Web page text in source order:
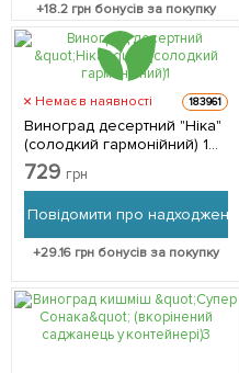
+18.2 грн бонусів за покупку
Немає в наявності 183961
Виноград десертний "Ніка"
(солодкий гармонійний) 1
саджанець в упаковці
729 грн
Повідомити про надходження
+29.16 грн бонусів за покупку